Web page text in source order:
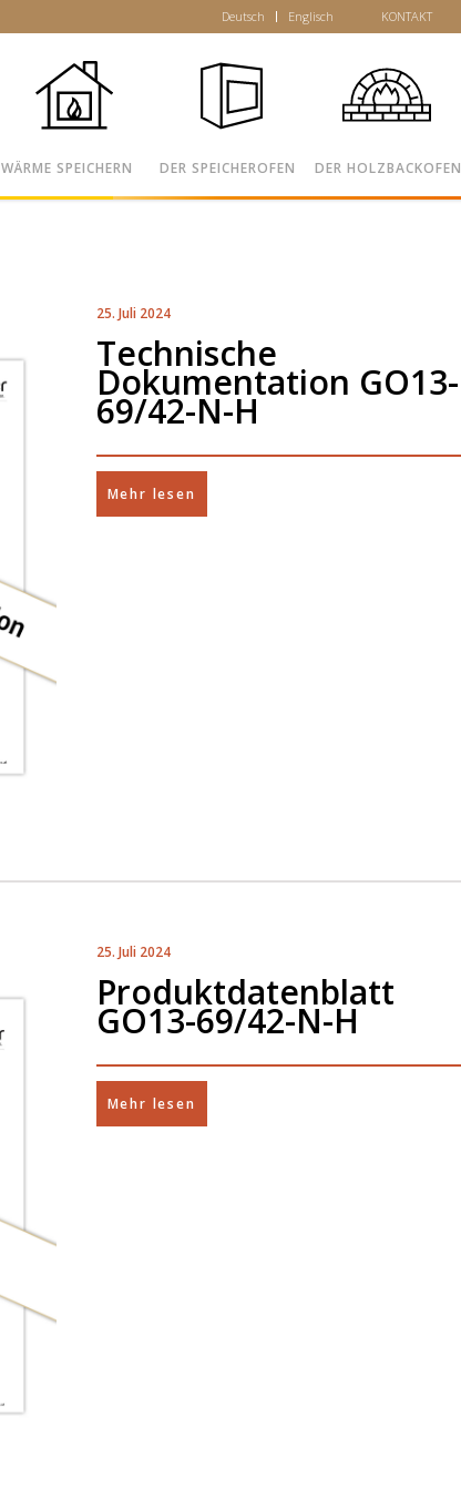
Deutsch Englisch KONTAKT
WÄRME SPEICHERN DER SPEICHEROFEN DER HOLZBACKOFEN
25. Juli 2024
Technische
Dokumentation GO13-
69/42-N-H
Mehr lesen
25. Juli 2024
Produktdatenblatt
GO13-69/42-N-H
Mehr lesen